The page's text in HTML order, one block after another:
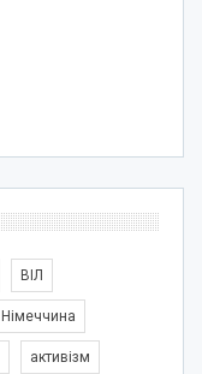
ВІЛ
Німеччина
активізм